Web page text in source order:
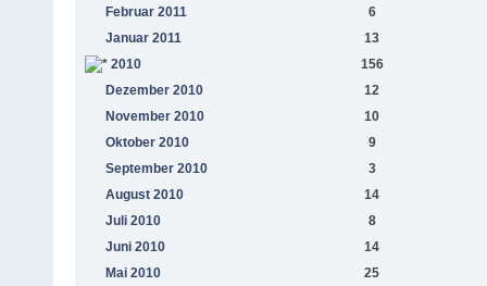
Februar 2011
6
Januar 2011
13
2010
156
Dezember 2010
12
November 2010
10
Oktober 2010
9
September 2010
3
August 2010
14
Juli 2010
8
Juni 2010
14
Mai 2010
25